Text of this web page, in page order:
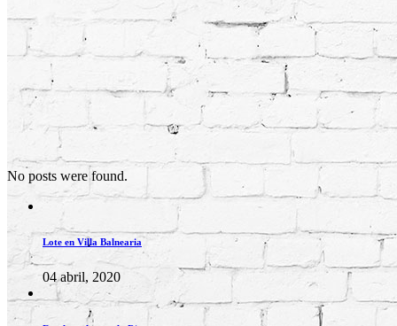
No posts were found.
Lote en Villa Balnearia
04 abril, 2020